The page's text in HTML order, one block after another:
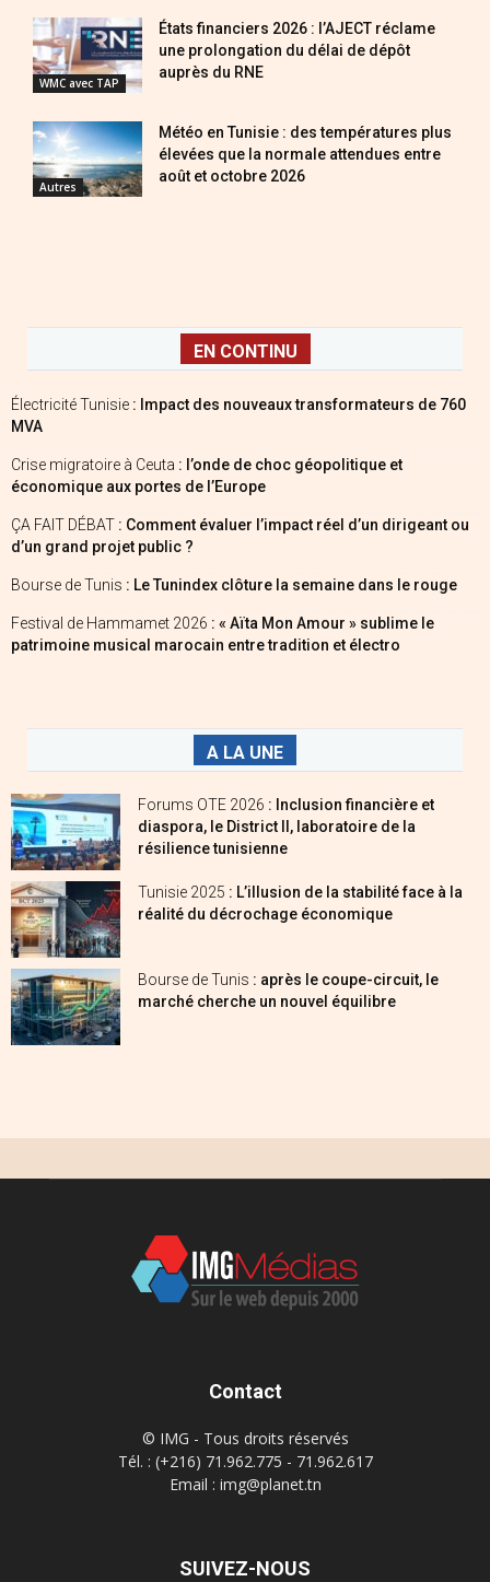
WMC avec TAP
États financiers 2026 : l’AJECT réclame
une prolongation du délai de dépôt
auprès du RNE
Autres
Météo en Tunisie : des températures plus
élevées que la normale attendues entre
août et octobre 2026
EN CONTINU
Électricité Tunisie : Impact des nouveaux transformateurs de 760
MVA
Crise migratoire à Ceuta : l’onde de choc géopolitique et
économique aux portes de l’Europe
ÇA FAIT DÉBAT : Comment évaluer l’impact réel d’un dirigeant ou
d’un grand projet public ?
Bourse de Tunis : Le Tunindex clôture la semaine dans le rouge
Festival de Hammamet 2026 : « Aïta Mon Amour » sublime le
patrimoine musical marocain entre tradition et électro
A LA UNE
Forums OTE 2026 : Inclusion financière et
diaspora, le District II, laboratoire de la
résilience tunisienne
Tunisie 2025 : L’illusion de la stabilité face à la
réalité du décrochage économique
Bourse de Tunis : après le coupe-circuit, le
marché cherche un nouvel équilibre
Contact
© IMG - Tous droits réservés
Tél. : (+216) 71.962.775 - 71.962.617
Email : img@planet.tn
SUIVEZ-NOUS